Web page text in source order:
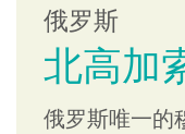
俄罗斯
北高加
俄罗斯唯一的